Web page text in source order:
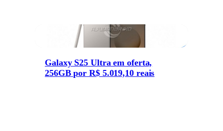
Galaxy S25 Ultra em oferta,
256GB por R$ 5.019,10 reais